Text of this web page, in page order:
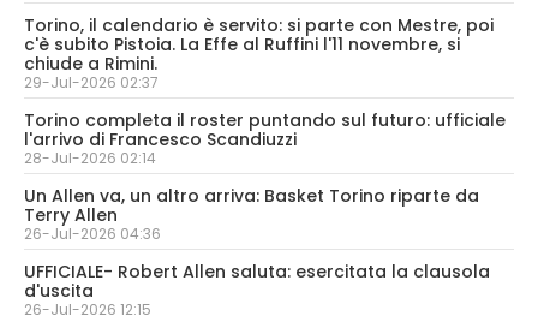
Torino, il calendario è servito: si parte con Mestre, poi
c'è subito Pistoia. La Effe al Ruffini l'11 novembre, si
chiude a Rimini.
29-Jul-2026 02:37
Torino completa il roster puntando sul futuro: ufficiale
l'arrivo di Francesco Scandiuzzi
28-Jul-2026 02:14
Un Allen va, un altro arriva: Basket Torino riparte da
Terry Allen
26-Jul-2026 04:36
UFFICIALE- Robert Allen saluta: esercitata la clausola
d'uscita
26-Jul-2026 12:15